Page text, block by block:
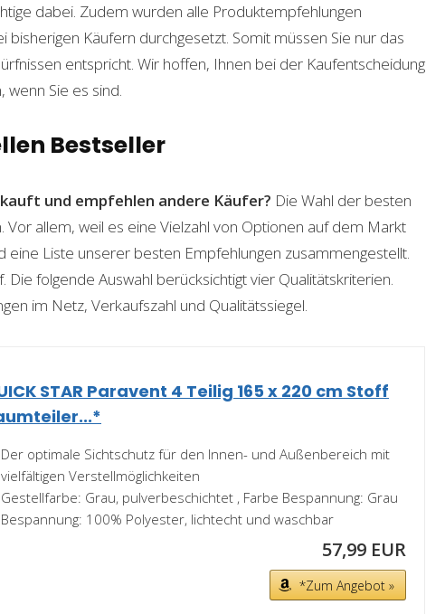
dabei. Zudem wurden alle Produktempfehlungen
Käufern durchgesetzt. Somit müssen Sie nur das
entspricht. Wir hoffen, Ihnen bei der Kaufentscheidung
wenn Sie es sind.
Bestseller
und empfehlen andere Käufer? Die Wahl der besten
Vor allem, weil es eine Vielzahl von Optionen auf dem Markt
eine Liste unserer besten Empfehlungen zusammengestellt.
folgende Auswahl berücksichtigt vier Qualitätskriterien.
im Netz, Verkaufszahl und Qualitätssiegel.
STAR Paravent 4 Teilig 165 x 220 cm Stoff
Der optimale Sichtschutz für den Innen- und Außenbereich mit
vielfältigen Verstellmöglichkeiten
Gestellfarbe: Grau, pulverbeschichtet , Farbe Bespannung: Grau
Bespannung: 100% Polyester, lichtecht und waschbar
57,99 EUR
*Zum Angebot »